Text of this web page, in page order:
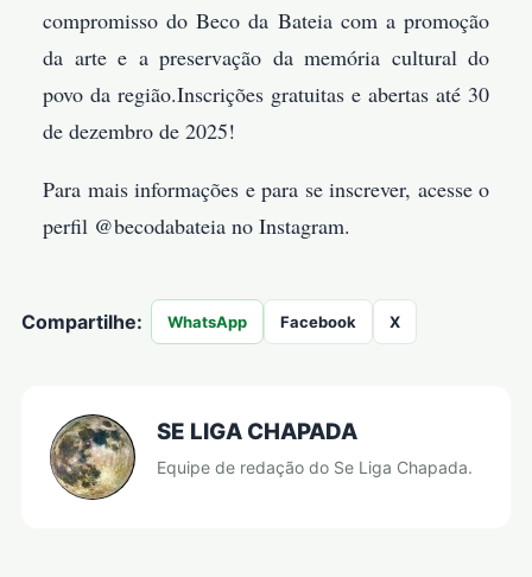
compromisso do Beco da Bateia com a promoção
da arte e a preservação da memória cultural do
povo da região.Inscrições gratuitas e abertas até 30
de dezembro de 2025!
Para mais informações e para se inscrever, acesse o
perfil @becodabateia no Instagram.
Compartilhe: WhatsApp Facebook X
SE LIGA CHAPADA
Equipe de redação do Se Liga Chapada.